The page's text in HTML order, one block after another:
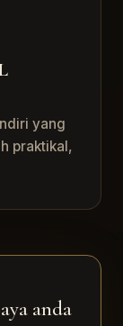
yang
praktikal,
anda